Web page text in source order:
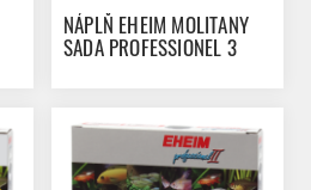
NÁPLŇ EHEIM MOLITANY
SADA PROFESSIONEL 3